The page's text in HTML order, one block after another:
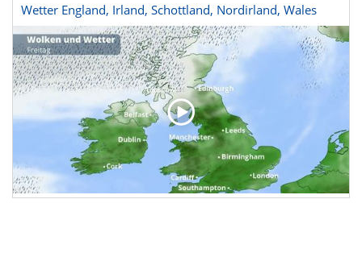
Wetter England, Irland, Schottland, Nordirland, Wales